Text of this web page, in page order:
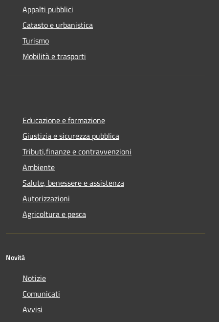
Appalti pubblici
Catasto e urbanistica
Turismo
Mobilità e trasporti
Educazione e formazione
Giustizia e sicurezza pubblica
Tributi,finanze e contravvenzioni
Ambiente
Salute, benessere e assistenza
Autorizzazioni
Agricoltura e pesca
Novità
Notizie
Comunicati
Avvisi